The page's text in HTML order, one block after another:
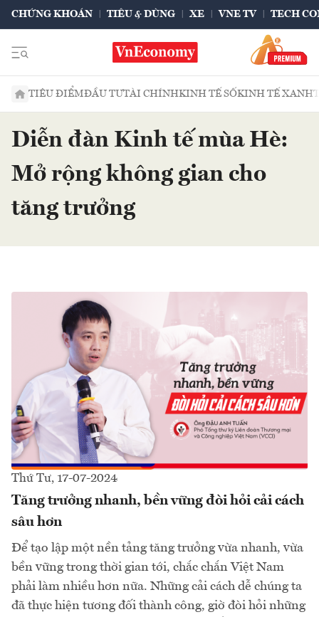
CHỨNG KHOÁN TIÊU & DÙNG XE VNE TV TECH
TIÊU ĐIỂMĐẦU TƯTÀI CHÍNHKINH TẾ SỐKINH TẾ XANH
Diễn đàn Kinh tế mùa Hè:
Mở rộng không gian cho
tăng trưởng
Thứ Tư, 17-07-2024
Tăng trưởng nhanh, bền vững đòi hỏi cải cách
sâu hơn
Để tạo lập một nền tảng tăng trưởng vừa nhanh, vừa
bền vững trong thời gian tới, chắc chắn Việt Nam
phải làm nhiều hơn nữa. Những cải cách dễ chúng ta
đã thực hiện tương đối thành công, giờ đòi hỏi những